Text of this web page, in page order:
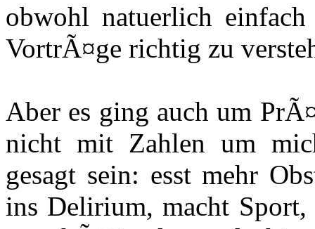
obwohl natuerlich
VortrÃ¤ge richtig zu
Aber es ging auch um
nicht mit Zahlen um
gesagt sein: esst mehr
ins Delirium, macht